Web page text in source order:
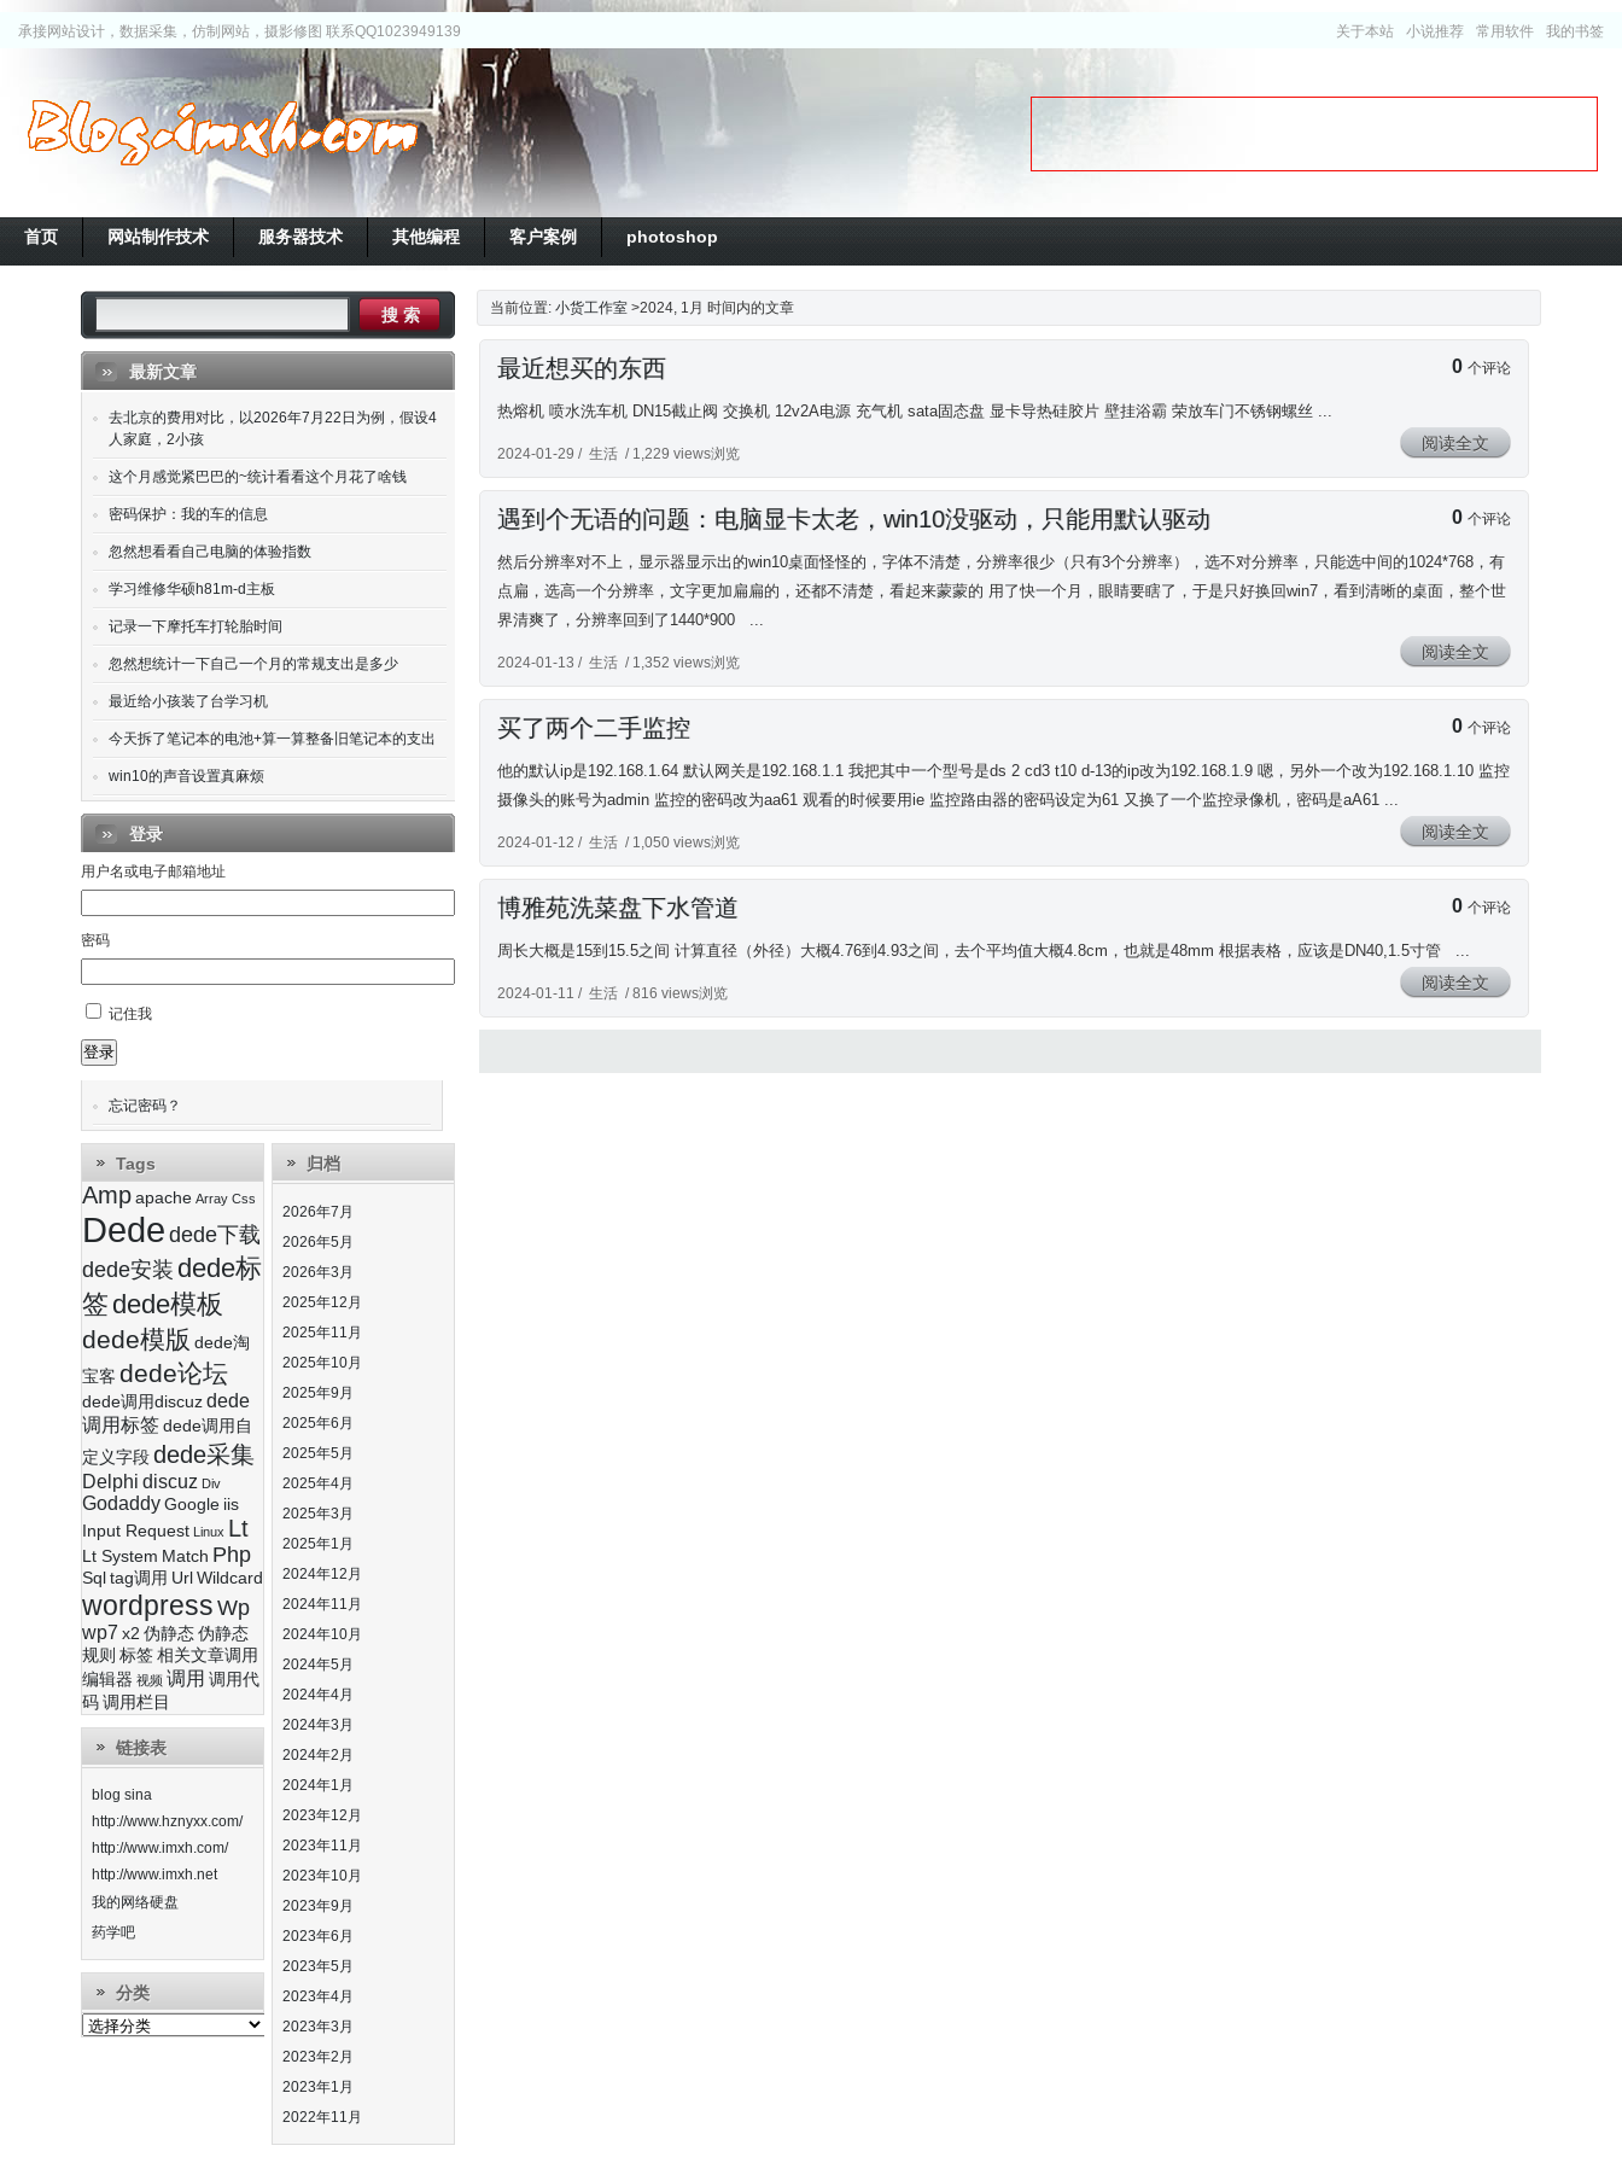
承接网站设计，数据采集，仿制网站，摄影修图 联系QQ1023949139 关于本站 小说推荐 常用软件 我的书签
首页 网站制作技术 服务器技术 其他编程 客户案例 photoshop
当前位置:小货工作室 >2024, 1月 时间内的文章
最近想买的东西 0个评论
热熔机 喷水洗车机 DN15截止阀 交换机 12v2A电源 充气机 sata固态盘 显卡导热硅胶片 壁挂浴霸 荣放车门不锈钢螺丝 ...
2024-01-29 / 生活 / 1,229 views浏览
阅读全文
遇到个无语的问题：电脑显卡太老，win10没驱动，只能用默认驱动 0个评论
然后分辨率对不上，显示器显示出的win10桌面怪怪的，字体不清楚，分辨率很少（只有3个分辨率），选不对分辨率，只能选中间的1024*768，有
点扁，选高一个分辨率，文字更加扁扁的，还都不清楚，看起来蒙蒙的 用了快一个月，眼睛要瞎了，于是只好换回win7，看到清晰的桌面，整个世
界清爽了，分辨率回到了1440*900 ...
2024-01-13 / 生活 / 1,352 views浏览
阅读全文
买了两个二手监控 0个评论
他的默认ip是192.168.1.64 默认网关是192.168.1.1 我把其中一个型号是ds 2 cd3 t10 d-13的ip改为192.168.1.9 嗯，另外一个改为192.168.1.10 监控
摄像头的账号为admin 监控的密码改为aa61 观看的时候要用ie 监控路由器的密码设定为61 又换了一个监控录像机，密码是aA61 ...
2024-01-12 / 生活 / 1,050 views浏览
阅读全文
博雅苑洗菜盘下水管道 0个评论
周长大概是15到15.5之间 计算直径（外径）大概4.76到4.93之间，去个平均值大概4.8cm，也就是48mm 根据表格，应该是DN40,1.5寸管 ...
2024-01-11 / 生活 / 816 views浏览
阅读全文
最新文章
去北京的费用对比，以2026年7月22日为例，假设4
人家庭，2小孩
这个月感觉紧巴巴的~统计看看这个月花了啥钱
密码保护：我的车的信息
忽然想看看自己电脑的体验指数
学习维修华硕h81m-d主板
记录一下摩托车打轮胎时间
忽然想统计一下自己一个月的常规支出是多少
最近给小孩装了台学习机
今天拆了笔记本的电池+算一算整备旧笔记本的支出
win10的声音设置真麻烦
登录
用户名或电子邮箱地址
密码
记住我
登录
忘记密码？
Tags
Amp apache Array Css
Dede dede下载
dede安装 dede标
签 dede模板
dede模版 dede淘
宝客 dede论坛
dede调用discuz dede
调用标签 dede调用自
定义字段 dede采集
Delphi discuz Div
Godaddy Google iis
Input Request Linux Lt
Lt System Match Php
Sql tag调用 Url Wildcard
wordpress Wp
wp7 x2 伪静态 伪静态
规则 标签 相关文章调用
编辑器 视频 调用 调用代
码 调用栏目
链接表
blog sina
http://www.hznyxx.com/
http://www.imxh.com/
http://www.imxh.net
我的网络硬盘
药学吧
分类
分
类
归档
2026年7月
2026年5月
2026年3月
2025年12月
2025年11月
2025年10月
2025年9月
2025年6月
2025年5月
2025年4月
2025年3月
2025年1月
2024年12月
2024年11月
2024年10月
2024年5月
2024年4月
2024年3月
2024年2月
2024年1月
2023年12月
2023年11月
2023年10月
2023年9月
2023年6月
2023年5月
2023年4月
2023年3月
2023年2月
2023年1月
2022年11月